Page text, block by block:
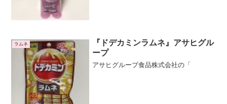
ラムネ
『ドデカミンラムネ』アサヒグル
ープ
アサヒグループ食品株式会社の「